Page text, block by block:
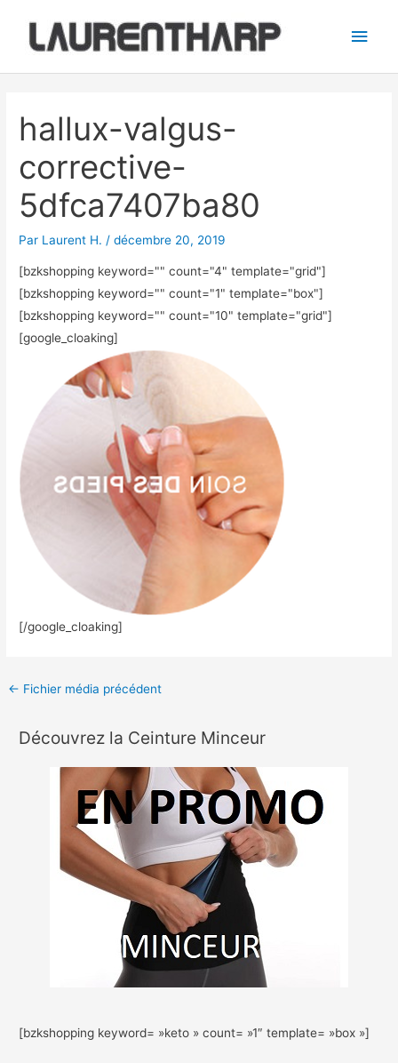
contenu
hallux-valgus-
corrective-
5dfca7407ba80
Par Laurent H. /décembre 20, 2019
[bzkshopping keyword="" count="4" template="grid"]
[bzkshopping keyword="" count="1" template="box"]
[bzkshopping keyword="" count="10" template="grid"]
[google_cloaking]
[/google_cloaking]
articles
← Fichier média précédent
Découvrez la Ceinture Minceur
[bzkshopping keyword= »keto » count= »1″ template= »box »]